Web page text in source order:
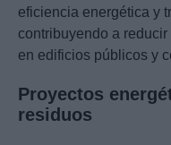
eficiencia energética y
contribuyendo a
en edificios públicos y
Proyectos
residuos